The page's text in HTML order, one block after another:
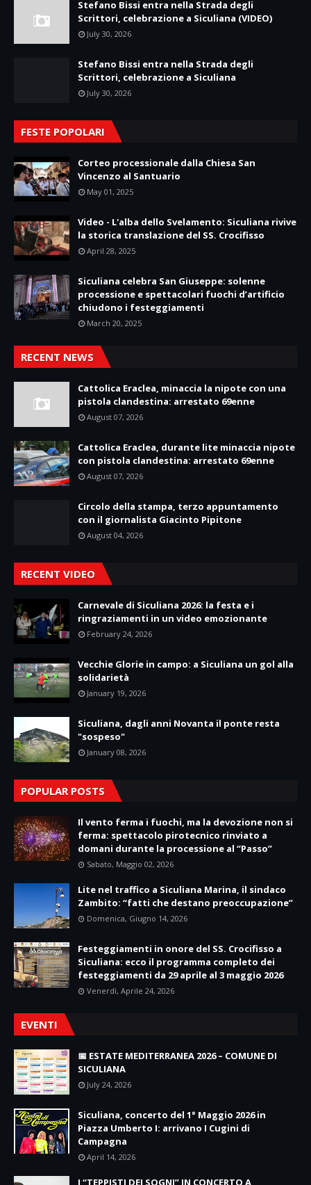
Stefano Bissi entra nella Strada degli
Scrittori, celebrazione a Siculiana (VIDEO)
July 30, 2026
Stefano Bissi entra nella Strada degli
Scrittori, celebrazione a Siculiana
July 30, 2026
FESTE POPOLARI
Corteo processionale dalla Chiesa San
Vincenzo al Santuario
May 01, 2025
Video - L'alba dello Svelamento: Siculiana rivive
la storica translazione del SS. Crocifisso
April 28, 2025
Siculiana celebra San Giuseppe: solenne
processione e spettacolari fuochi d’artificio
chiudono i festeggiamenti
March 20, 2025
RECENT NEWS
Cattolica Eraclea, minaccia la nipote con una
pistola clandestina: arrestato 69enne
August 07, 2026
Cattolica Eraclea, durante lite minaccia nipote
con pistola clandestina: arrestato 69enne
August 07, 2026
Circolo della stampa, terzo appuntamento
con il giornalista Giacinto Pipitone
August 04, 2026
RECENT VIDEO
Carnevale di Siculiana 2026: la festa e i
ringraziamenti in un video emozionante
February 24, 2026
Vecchie Glorie in campo: a Siculiana un gol alla
solidarietà
January 19, 2026
Siculiana, dagli anni Novanta il ponte resta
"sospeso"
January 08, 2026
POPULAR POSTS
Il vento ferma i fuochi, ma la devozione non si
ferma: spettacolo pirotecnico rinviato a
domani durante la processione al “Passo”
Sabato, Maggio 02, 2026
Lite nel traffico a Siculiana Marina, il sindaco
Zambito: “fatti che destano preoccupazione”
Domenica, Giugno 14, 2026
Festeggiamenti in onore del SS. Crocifisso a
Siculiana: ecco il programma completo dei
festeggiamenti da 29 aprile al 3 maggio 2026
Venerdì, Aprile 24, 2026
EVENTI
📅 ESTATE MEDITERRANEA 2026 – COMUNE DI
SICULIANA
July 24, 2026
Siculiana, concerto del 1° Maggio 2026 in
Piazza Umberto I: arrivano I Cugini di
Campagna
April 14, 2026
I “TEPPISTI DEI SOGNI” IN CONCERTO A